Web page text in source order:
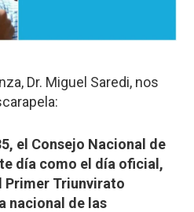
Dr. Miguel Saredi, nos
el Consejo Nacional de
día como el día oficial,
Primer Triunvirato
nacional de las